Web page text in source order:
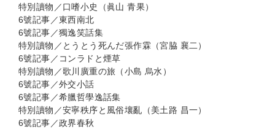
特別讀物／口嗜小史（眞山 青果）
6號記事／東西南北
6號記事／獨逸笑話集
特別讀物／とうとう死んだ張作霖（宮脇 襄二）
6號記事／コンラドと煙草
特別讀物／歌川廣重の旅（小島 烏水）
6號記事／外交小話
6號記事／希臘哲學逸話集
特別讀物／安寧秩序と風俗壤亂（美土路 昌一）
6號記事／政界春秋